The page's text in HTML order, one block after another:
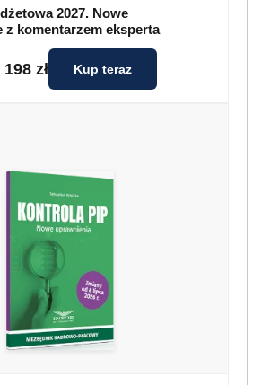
2027. Nowe
z komentarzem eksperta
198 zł Kup teraz